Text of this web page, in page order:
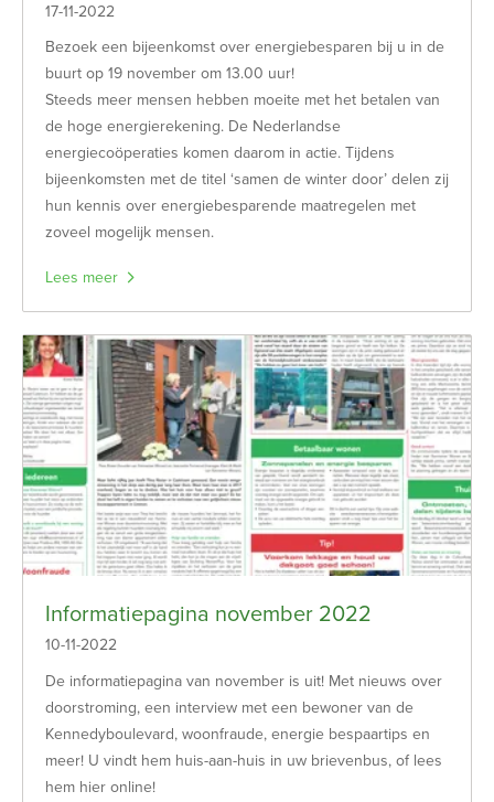
17-11-2022
Bezoek een bijeenkomst over energiebesparen bij u in de
buurt op 19 november om 13.00 uur!
Steeds meer mensen hebben moeite met het betalen van
de hoge energierekening. De Nederlandse
energiecoöperaties komen daarom in actie. Tijdens
bijeenkomsten met de titel ‘samen de winter door’ delen zij
hun kennis over energiebesparende maatregelen met
zoveel mogelijk mensen.
Lees meer
Informatiepagina november 2022
10-11-2022
De informatiepagina van november is uit! Met nieuws over
doorstroming, een interview met een bewoner van de
Kennedyboulevard, woonfraude, energie bespaartips en
meer! U vindt hem huis-aan-huis in uw brievenbus, of lees
hem hier online!